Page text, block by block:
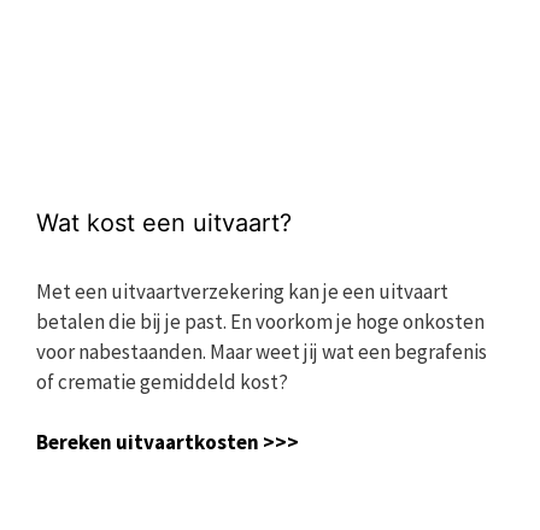
Wat kost een uitvaart?
Met een uitvaartverzekering kan je een uitvaart
betalen die bij je past. En voorkom je hoge onkosten
voor nabestaanden. Maar weet jij wat een begrafenis
of crematie gemiddeld kost?
Bereken uitvaartkosten >>>